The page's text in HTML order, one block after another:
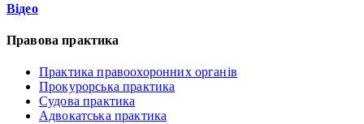
Відео
Правова практика
Практика правоохоронних органів
Прокурорська практика
Судова практика
Адвокатська практика